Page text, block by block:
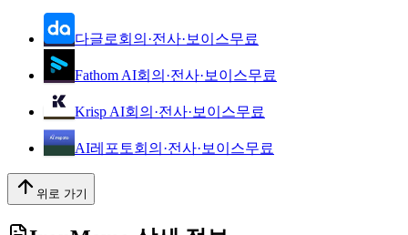
다글로회의·전사·보이스무료
Fathom AI회의·전사·보이스무료
Krisp AI회의·전사·보이스무료
AI레포토회의·전사·보이스무료
위로 가기